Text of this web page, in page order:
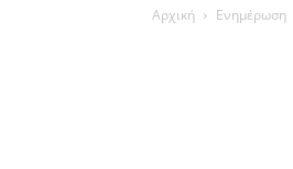
Αρχική Ενημέρωση